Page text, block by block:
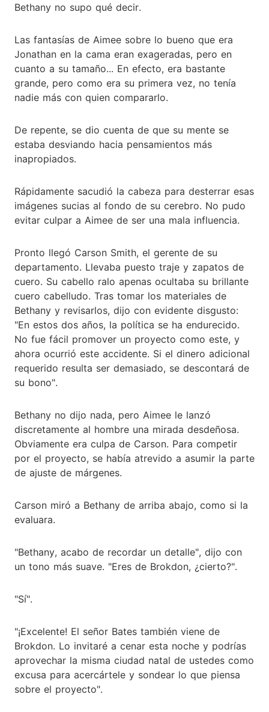
Bethany no supo qué decir.
Las fantasías de Aimee sobre lo bueno que era
Jonathan en la cama eran exageradas, pero en
cuanto a su tamaño... En efecto, era bastante
grande, pero como era su primera vez, no tenía
nadie más con quien compararlo.
De repente, se dio cuenta de que su mente se
estaba desviando hacia pensamientos más
inapropiados.
Rápidamente sacudió la cabeza para desterrar esas
imágenes sucias al fondo de su cerebro. No pudo
evitar culpar a Aimee de ser una mala influencia.
Pronto llegó Carson Smith, el gerente de su
departamento. Llevaba puesto traje y zapatos de
cuero. Su cabello ralo apenas ocultaba su brillante
cuero cabelludo. Tras tomar los materiales de
Bethany y revisarlos, dijo con evidente disgusto:
"En estos dos años, la política se ha endurecido.
No fue fácil promover un proyecto como este, y
ahora ocurrió este accidente. Si el dinero adicional
requerido resulta ser demasiado, se descontará de
su bono".
Bethany no dijo nada, pero Aimee le lanzó
discretamente al hombre una mirada desdeñosa.
Obviamente era culpa de Carson. Para competir
por el proyecto, se había atrevido a asumir la parte
de ajuste de márgenes.
Carson miró a Bethany de arriba abajo, como si la
evaluara.
"Bethany, acabo de recordar un detalle", dijo con
un tono más suave. "Eres de Brokdon, ¿cierto?".
"Sí".
"¡Excelente! El señor Bates también viene de
Brokdon. Lo invitaré a cenar esta noche y podrías
aprovechar la misma ciudad natal de ustedes como
excusa para acercártele y sondear lo que piensa
sobre el proyecto".